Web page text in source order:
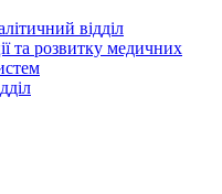
відділ
та розвитку медичних